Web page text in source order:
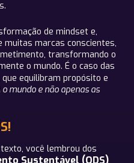
de mindset e,
muitas marcas conscientes,
transformando o
o mundo. É o caso das
que equilibram propósito e
mundo e não apenas as
você lembrou dos
Sustentável (ODS)